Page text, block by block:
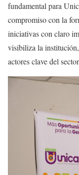
fundamental para
compromiso con la
iniciativas con claro
visibiliza la
actores clave del